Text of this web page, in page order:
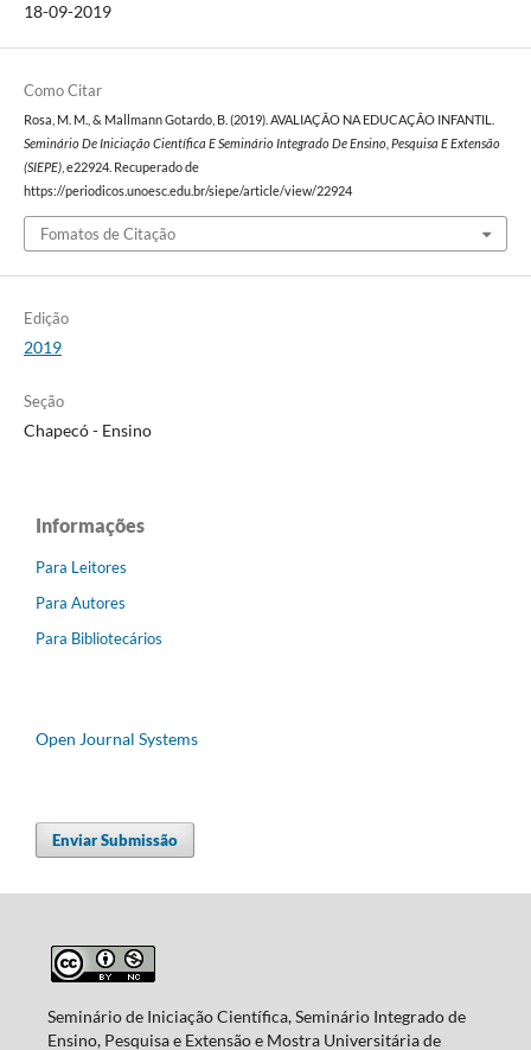
18-09-2019
Como Citar
Rosa, M. M., & Mallmann Gotardo, B. (2019). AVALIAÇÃO NA EDUCAÇÃO INFANTIL.
Seminário De Iniciação Científica E Seminário Integrado De Ensino, Pesquisa E Extensão
(SIEPE), e22924. Recuperado de
https://periodicos.unoesc.edu.br/siepe/article/view/22924
Fomatos de Citação
Edição
2019
Seção
Chapecó - Ensino
Informações
Para Leitores
Para Autores
Para Bibliotecários
Open Journal Systems
Enviar Submissão
Seminário de Iniciação Científica, Seminário Integrado de
Ensino, Pesquisa e Extensão e Mostra Universitária de